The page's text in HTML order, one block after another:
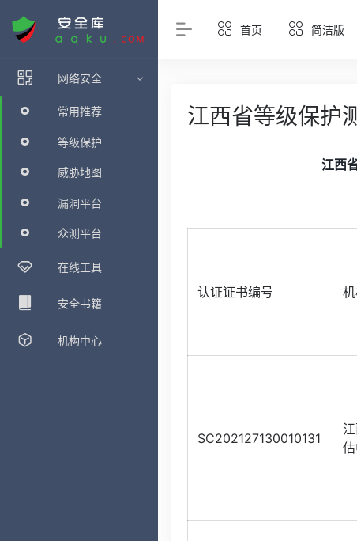
网络安全
常用推荐
等级保护
威胁地图
漏洞平台
众测平台
在线工具
安全书籍
机构中心
首页 简洁版
江西省等级保护
江西
认证证书编号
SC202127130010131